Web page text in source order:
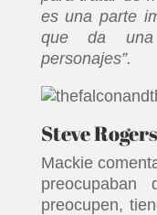
es una parte
que da
personajes”.
Steve
Mackie
preocupen,